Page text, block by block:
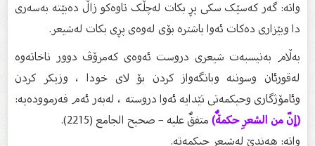
واتە: گەر کەسێک سکی پڕ بکات لەچڵک تاوەکو زاڵ دەبێتە بەسەری
دا وبێزاری دەکات ئەوا باشترە بۆی لەوەی پڕی بکات لەشیعر.
بەڵام بەنیسبەت شیعری دروست ئەوەی کەمرۆڤ دوور ناخاتەوە
لەقورئان وسوننە وبانگەواز کردن بۆ لای خودا ، وزیکر کردن
وئامۆژگاری وحیکمەتی تێدایە ئەوا دروستە ، لەبەر ئەم فەرموودەیە:
(إنّ من الشعرِ حكمةٌ)متفقٌ عليه – صحيح الجامع (2215).
واتە: هەندێ لەشیعر حیکمەتە.